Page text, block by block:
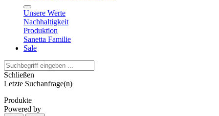
Unsere Werte
Nachhaltigkeit
Produktion
Sanetta Familie
Sale
Schließen
Letzte Suchanfrage(n)
Produkte
Powered by